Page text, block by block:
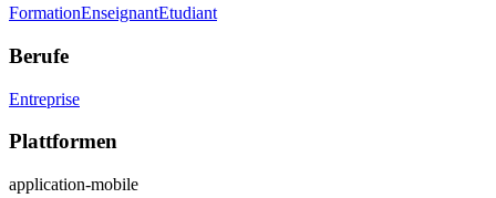
FormationEnseignantEtudiant
Berufe
Entreprise
Plattformen
application-mobile